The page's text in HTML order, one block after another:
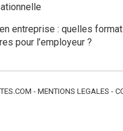
entreprise : quelles
pour l’employeur ?
- MENTIONS LEGALES -